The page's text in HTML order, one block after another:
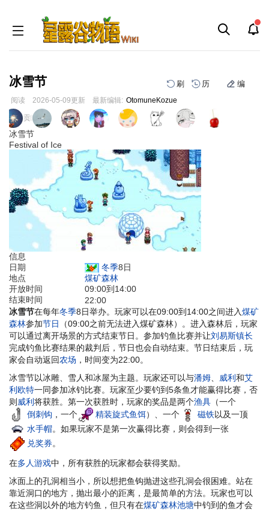
冰雪节 刷 历 编
阅读 2026-05-09更新 最新编辑: OtomuneKozue
跳
到
导
航
跳
到
搜
索
页面贡献者 :
冰雪节
Festival of Ice
信息
日期
冬季8日
地点
煤矿森林
开放时间
09:00到14:00
结束时间
22:00
冰雪节在每年冬季8日举办。玩家可以在09:00到14:00之间进入煤矿
森林参加节日
（09:00之前无法进入煤矿森林）。进入森林后，玩家
可以通过离开场景的方式结束节日。参加钓鱼比赛并让刘易斯镇长
完成钓鱼比赛结果的裁判后，节日也会自动结束。节日结束后，玩
家会自动返回农场 ，时间变为22:00。
冰雪节以冰雕、雪人和冰屋为主题。玩家还可以与潘姆 威利 和艾
利欧特一同参加冰钓比赛。玩家至少要钓到5条鱼才能赢得比赛，否
则 威利 将获胜。第一次获胜时，玩家的奖品是两个渔具 （一个
倒刺钩 ，一个 精装旋式鱼饵）、一个 磁铁以及一顶
水手帽。如果玩家不是第一次赢得比赛，则会得到一张
兑奖券。
在多人游戏中，所有获胜的玩家都会获得奖励。
冰面上的孔洞相当小，所以想把鱼钩抛进这些孔洞会很困难。站在
靠近洞口的地方，抛出最小的距离，是最简单的方法。玩家也可以
在这些洞以外的地方钓鱼，但只有在煤矿森林池塘中钓到的鱼才会